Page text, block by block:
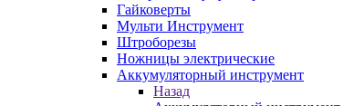
Гайковерты
Мульти Инструмент
Штроборезы
Ножницы электрические
Аккумуляторный инструмент
Назад